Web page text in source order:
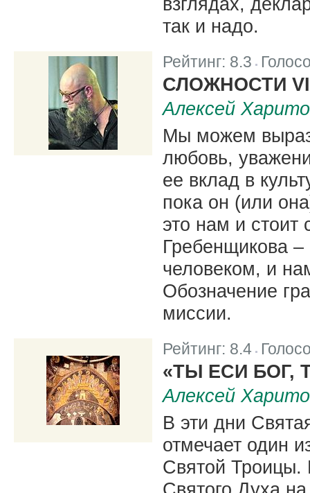
так и надо.
Рейтинг: 8.3 |
СЛОЖНОСТИ
Алексей
Мы можем
любовь,
ее вклад в
пока он (или
это нам и стоит
Гребенщикова
человеком, и
Обозначение
миссии.
Рейтинг: 8.4
«ТЫ ЕСИ БОГ,
Алексей
В эти дни
отмечает один
Святой